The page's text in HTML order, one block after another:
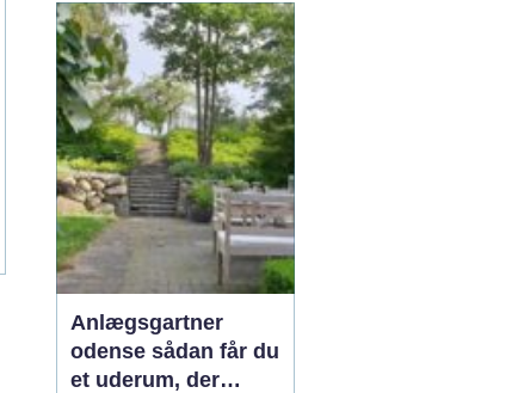
sikkerhed og komfort. I
og omkring Slagelse
findes der mange el-
firmaer, og valget kan
virke uoverskueligt.
Hvordan sikre...
Anlægsgartner
odense sådan får du
et uderum, der